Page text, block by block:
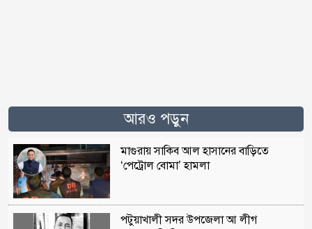
আরও পড়ুন
মাগুরায় সাকিব আল হাসানের বাড়িতে
‘পেট্রোল বোমা’ হামলা
পটুয়াখালী সদর উপজেলা আ লীগ